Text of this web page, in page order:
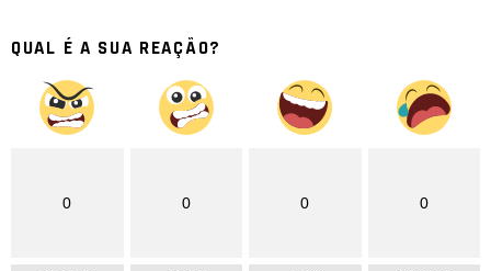
QUAL É A SUA REAÇÃO?
0 0 0 0